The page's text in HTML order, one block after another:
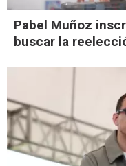
Pabel Muñoz
buscar la